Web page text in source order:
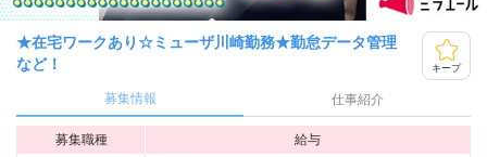
★在宅ワークあり☆ミューザ川崎勤務★勤怠データ管理
など！
キープ
募集情報 仕事紹介
募集職種
給与